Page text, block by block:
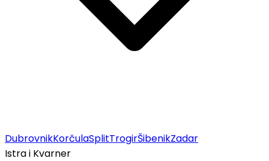
DubrovnikKorčulaSplitTrogirŠibenikZadar
Istra i Kvarner